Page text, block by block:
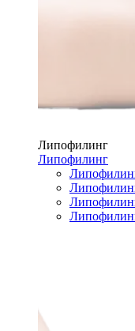
Липофилинг
Липофилинг